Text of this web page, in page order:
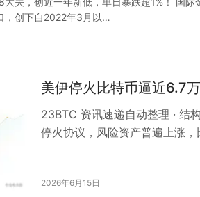
，创下自2022年3月以…
美伊停火比特币逼近6.7
23BTC 资讯速递自动整理 · 结
停火协议，风险资产普遍上涨
2026年6月15日